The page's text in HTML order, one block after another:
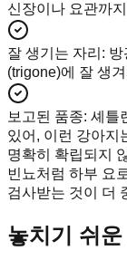
신장이나 요관까
잘 생기는 자리 : 방
(trigone)에 잘 생
보고된 품종: 셰틀
있어, 이런 강아지
명확히 확립되지
빈뇨처럼 하부 요
검사받는 것이 더
놓치기 쉬